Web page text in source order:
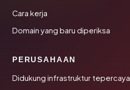
Cara kerja
Domain yang baru diperiksa
PERUSAHAAN
Didukung infrastruktur tepercaya